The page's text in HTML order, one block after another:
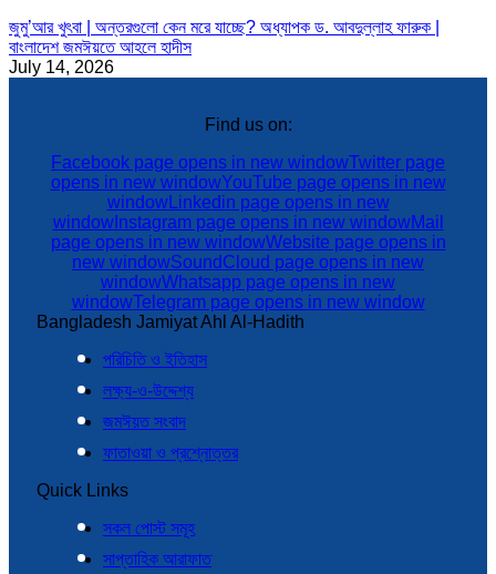
জুমু’আর খুৎবা | অন্তরগুলো কেন মরে যাচ্ছে? অধ্যাপক ড. আবদুল্লাহ ফারুক |
বাংলাদেশ জমঈয়তে আহলে হাদীস
July 14, 2026
Find us on:
Facebook page opens in new windowTwitter page
opens in new windowYouTube page opens in new
windowLinkedin page opens in new
windowInstagram page opens in new windowMail
page opens in new windowWebsite page opens in
new windowSoundCloud page opens in new
windowWhatsapp page opens in new
windowTelegram page opens in new window
Bangladesh Jamiyat Ahl Al-Hadith
পরিচিতি ও ইতিহাস
লক্ষ্য-ও-উদ্দেশ্য
জমঈয়ত সংবাদ
ফাতাওয়া ও প্রশ্নোত্তর
Quick Links
সকল পোস্ট সমূহ
সাপ্তাহিক আরাফাত